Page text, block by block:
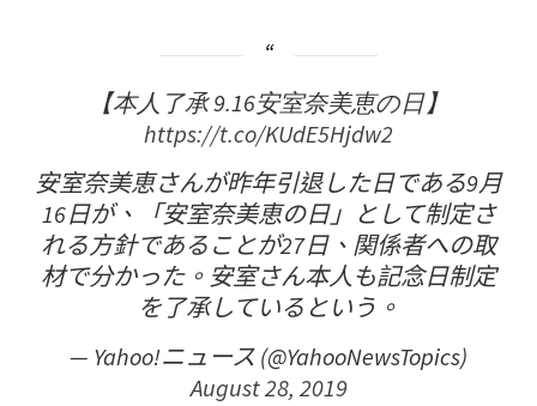
【本人了承 9.16安室奈美恵の日】
https://t.co/KUdE5Hjdw2
安室奈美恵さんが昨年引退した日である9月
16日が、「安室奈美恵の日」として制定さ
れる方針であることが27日、関係者への取
材で分かった。安室さん本人も記念日制定
を了承しているという。
— Yahoo!ニュース (@YahooNewsTopics)
August 28, 2019